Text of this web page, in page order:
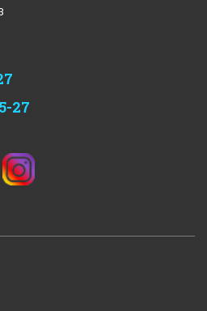
27